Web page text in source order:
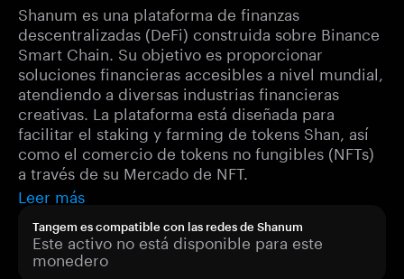
Shanum es una plataforma de finanzas
descentralizadas (DeFi) construida sobre Binance
Smart Chain. Su objetivo es proporcionar
soluciones financieras accesibles a nivel mundial,
atendiendo a diversas industrias financieras
creativas. La plataforma está diseñada para
facilitar el staking y farming de tokens Shan, así
como el comercio de tokens no fungibles (NFTs)
a través de su Mercado de NFT.
Leer más
Tangem es compatible con las redes de Shanum
Este activo no está disponible para este
monedero